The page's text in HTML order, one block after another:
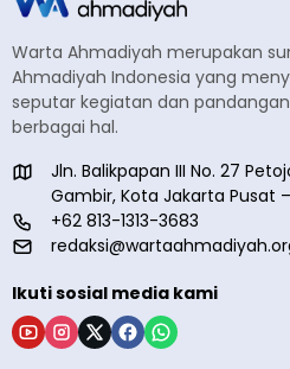
Warta Ahmadiyah merupakan
Ahmadiyah Indonesia yang
seputar kegiatan dan
berbagai hal.
Jln. Balikpapan III No. 27
Gambir, Kota Jakarta Pusat –
+62 813-1313-3683
Ikuti sosial media kami